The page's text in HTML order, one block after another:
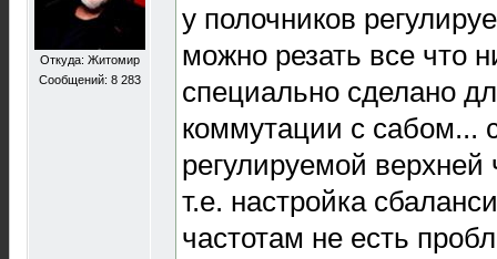
Откуда: Житомир
Сообщений: 8 283
у полочников
можно резать все что
специально сделано
коммутации с сабом...
регулируемой верхней
т.е. настройка
частотам не есть